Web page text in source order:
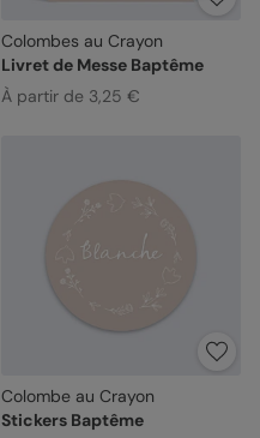
Colombes au Crayon
Livret de Messe Baptême
À partir de 3,25 €
Colombe au Crayon
Stickers Baptême